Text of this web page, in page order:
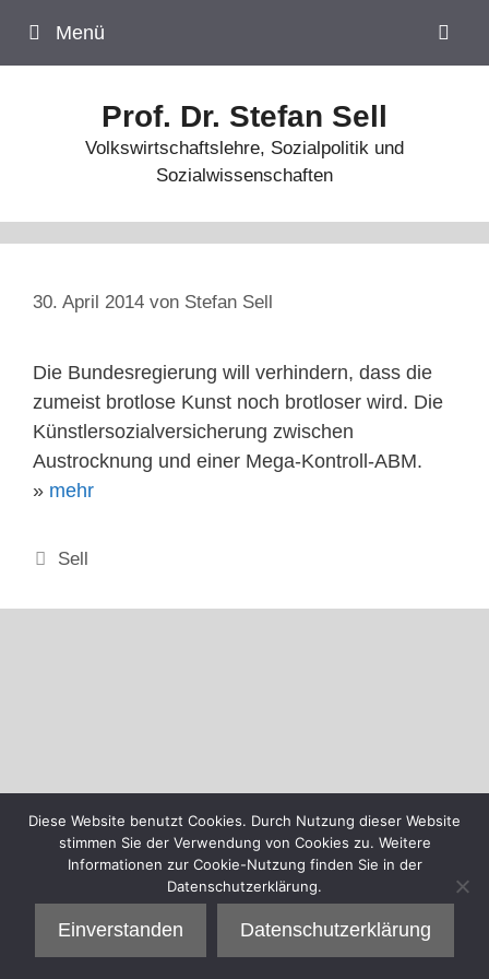
Inhalt
springen
Menü
Prof. Dr. Stefan Sell
Volkswirtschaftslehre, Sozialpolitik und
Sozialwissenschaften
30. April 2014 von Stefan Sell
Die Bundesregierung will verhindern, dass die
zumeist brotlose Kunst noch brotloser wird. Die
Künstlersozialversicherung zwischen
Austrocknung und einer Mega-Kontroll-ABM.
» mehr
Kategorien
Sell
Diese Website benutzt Cookies. Durch Nutzung dieser Website
stimmen Sie der Verwendung von Cookies zu. Weitere
Informationen zur Cookie-Nutzung finden Sie in der
Datenschutzerklärung.
Einverstanden Datenschutzerklärung